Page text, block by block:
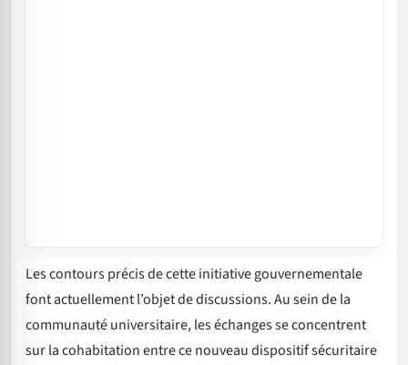
Les contours précis de cette initiative gouvernementale
font actuellement l’objet de discussions. Au sein de la
communauté universitaire, les échanges se concentrent
sur la cohabitation entre ce nouveau dispositif sécuritaire